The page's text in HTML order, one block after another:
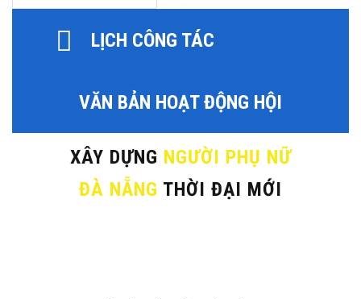
LỊCH CÔNG TÁC
VĂN BẢN HOẠT ĐỘNG HỘI
XÂY DỰNG NGƯỜI PHỤ NỮ
ĐÀ NẴNG THỜI ĐẠI MỚI